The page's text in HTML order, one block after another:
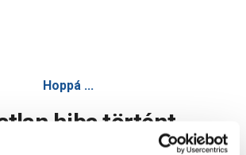
Hoppá ...
hiba történt